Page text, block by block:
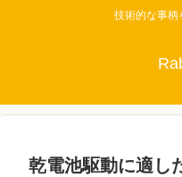
技術的な事柄
乾電池駆動に適し